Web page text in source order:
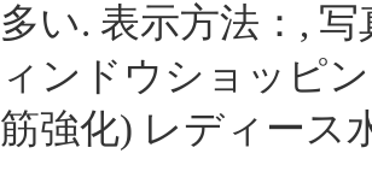
多い. 表示方法：,
ィンドウショッピ
筋強化) レディース